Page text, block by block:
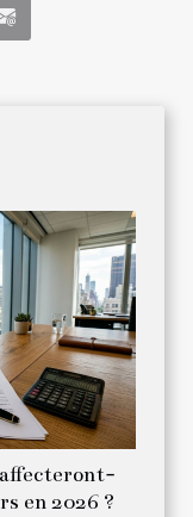
en 2026 ?